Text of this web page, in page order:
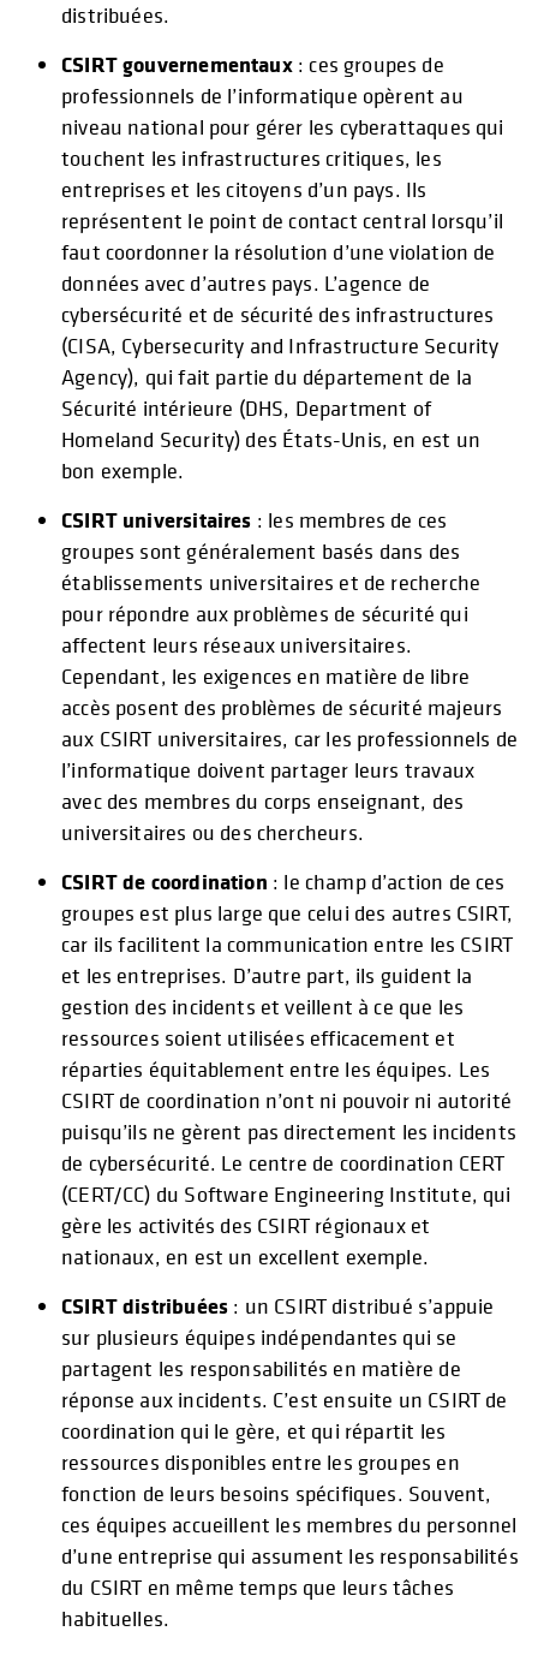
distribuées.
CSIRT gouvernementaux : ces groupes de
professionnels de l’informatique opèrent au
niveau national pour gérer les cyberattaques qui
touchent les infrastructures critiques, les
entreprises et les citoyens d’un pays. Ils
représentent le point de contact central lorsqu’il
faut coordonner la résolution d’une violation de
données avec d’autres pays. L’agence de
cybersécurité et de sécurité des infrastructures
(CISA, Cybersecurity and Infrastructure Security
Agency), qui fait partie du département de la
Sécurité intérieure (DHS, Department of
Homeland Security) des États-Unis, en est un
bon exemple.
CSIRT universitaires : les membres de ces
groupes sont généralement basés dans des
établissements universitaires et de recherche
pour répondre aux problèmes de sécurité qui
affectent leurs réseaux universitaires.
Cependant, les exigences en matière de libre
accès posent des problèmes de sécurité majeurs
aux CSIRT universitaires, car les professionnels de
l’informatique doivent partager leurs travaux
avec des membres du corps enseignant, des
universitaires ou des chercheurs.
CSIRT de coordination : le champ d’action de ces
groupes est plus large que celui des autres CSIRT,
car ils facilitent la communication entre les CSIRT
et les entreprises. D’autre part, ils guident la
gestion des incidents et veillent à ce que les
ressources soient utilisées efficacement et
réparties équitablement entre les équipes. Les
CSIRT de coordination n’ont ni pouvoir ni autorité
puisqu’ils ne gèrent pas directement les incidents
de cybersécurité. Le centre de coordination CERT
(CERT/CC) du Software Engineering Institute, qui
gère les activités des CSIRT régionaux et
nationaux, en est un excellent exemple.
CSIRT distribuées : un CSIRT distribué s’appuie
sur plusieurs équipes indépendantes qui se
partagent les responsabilités en matière de
réponse aux incidents. C’est ensuite un CSIRT de
coordination qui le gère, et qui répartit les
ressources disponibles entre les groupes en
fonction de leurs besoins spécifiques. Souvent,
ces équipes accueillent les membres du personnel
d’une entreprise qui assument les responsabilités
du CSIRT en même temps que leurs tâches
habituelles.